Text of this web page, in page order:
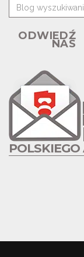
ODWIEDŹ
NAS